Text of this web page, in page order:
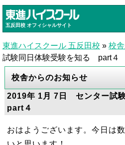
五反田校 オフィシャルサイト
東進ハイスクール 五反田校 » 校
試験同日体験受験を知る part４
校舎からのお知らせ
2019年 1月 7日 センター試
part４
おはようございます。今日は